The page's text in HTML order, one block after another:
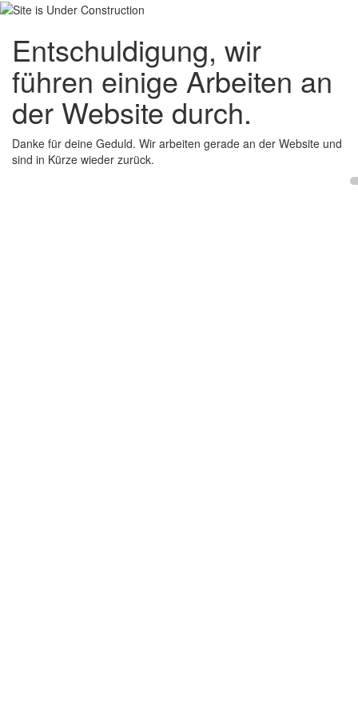
Entschuldigung, wir
führen einige Arbeiten an
der Website durch.
Danke für deine Geduld. Wir arbeiten gerade an der Website und
sind in Kürze wieder zurück.